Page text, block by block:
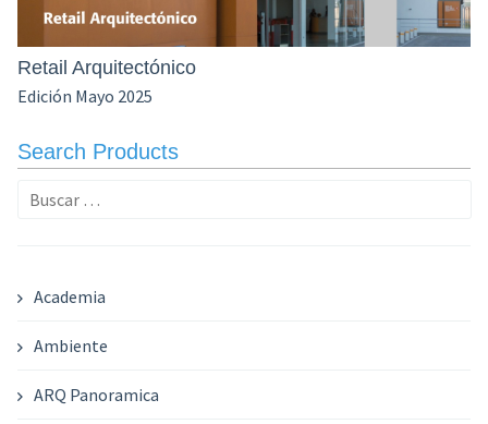
Retail Arquitectónico
Edición Mayo 2025
Search Products
Buscar:
Academia
Ambiente
ARQ Panoramica